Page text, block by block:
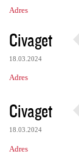
Adres
Civaget
18.03.2024
Adres
Civaget
18.03.2024
Adres